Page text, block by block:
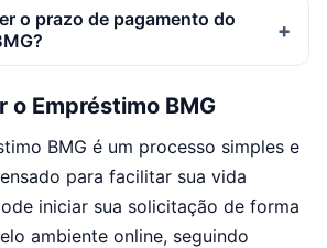
o prazo de pagamento do
o Empréstimo BMG
BMG é um processo simples e
para facilitar sua vida
iniciar sua solicitação de forma
ambiente online, seguindo